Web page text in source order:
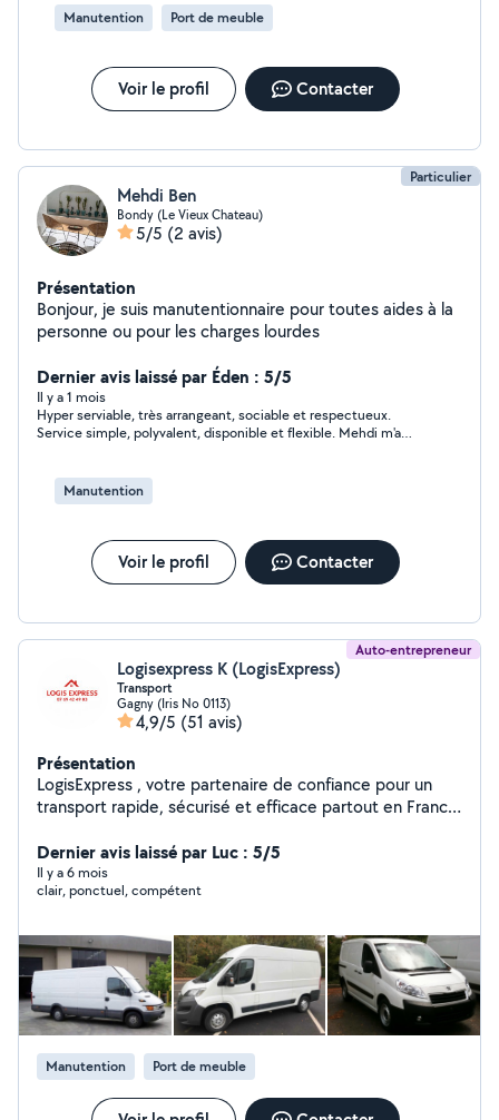
Manutention
Port de meuble
Voir le profil Contacter
Particulier
Mehdi Ben
Bondy (Le Vieux Chateau)
5/5 (2 avis)
Présentation
Bonjour, je suis manutentionnaire pour toutes aides à la
personne ou pour les charges lourdes
Dernier avis laissé par Éden : 5/5
Il y a 1 mois
Hyper serviable, très arrangeant, sociable et respectueux.
Service simple, polyvalent, disponible et flexible. Mehdi m'a
Manutention
Voir le profil Contacter
Auto-entrepreneur
Logisexpress K (LogisExpress)
Transport
Gagny (Iris No 0113)
4,9/5 (51 avis)
Présentation
LogisExpress , votre partenaire de confiance pour un
transport rapide, sécurisé et efficace partout en France.
livraisons ponctuelles et un service de qualité.
Dernier avis laissé par Luc : 5/5
Il y a 6 mois
clair, ponctuel, compétent
Manutention Port de meuble